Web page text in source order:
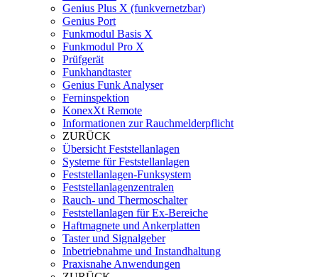
Genius Plus X (funkvernetzbar)
Genius Port
Funkmodul Basis X
Funkmodul Pro X
Prüfgerät
Funkhandtaster
Genius Funk Analyser
Ferninspektion
KonexXt Remote
Informationen zur Rauchmelderpflicht
ZURÜCK
Übersicht Feststellanlagen
Systeme für Feststellanlagen
Feststellanlagen-Funksystem
Feststellanlagenzentralen
Rauch- und Thermoschalter
Feststellanlagen für Ex-Bereiche
Haftmagnete und Ankerplatten
Taster und Signalgeber
Inbetriebnahme und Instandhaltung
Praxisnahe Anwendungen